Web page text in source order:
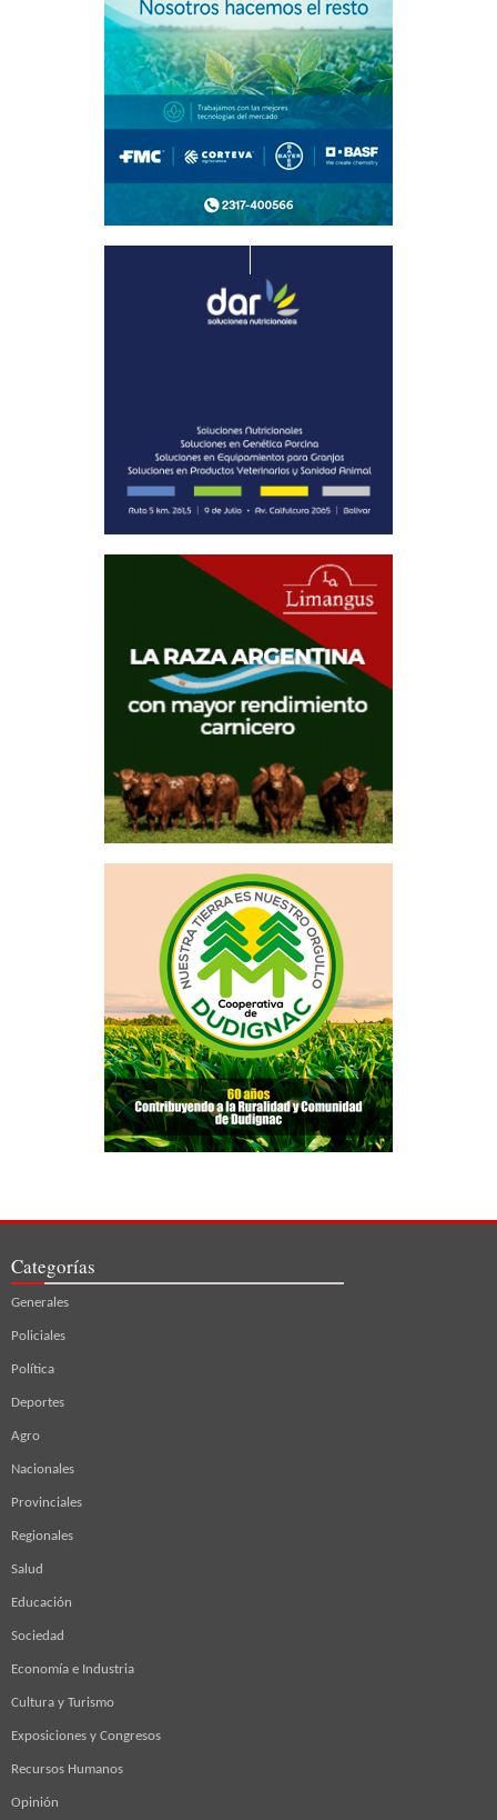
Categorías
Generales
Policiales
Política
Deportes
Agro
Nacionales
Provinciales
Regionales
Salud
Educación
Sociedad
Economía e Industria
Cultura y Turismo
Exposiciones y Congresos
Recursos Humanos
Opinión